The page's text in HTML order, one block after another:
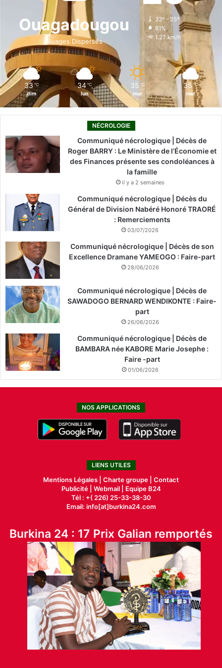
o
k
i
n
g
r
k
Ouagadougou
Nuages Dispersés
33º - 25º
81%
1.27 km/h
33 ℃
dim
34 ℃
lun
35 ℃
mar
35 ℃
mer
NÉCROLOGIE
Communiqué nécrologique | Décès de
Roger BARRY : Le Ministère de l’Économie et
des Finances présente ses condoléances à
la famille
il y a 2 semaines
Communiqué nécrologique | Décès du
Général de Division Nabéré Honoré TRAORÉ
: Remerciements
03/07/2026
Communiqué nécrologique | Décès de son
Excellence Dramane YAMEOGO : Faire-part
28/06/2026
Communiqué nécrologique | Décès de
SAWADOGO BERNARD WENDIKONTE : Faire-
part
26/06/2026
Communiqué nécrologique | Décès de
BAMBARA née KABORE Marie Josephe :
Faire -part
01/06/2026
NOS APPLICATIONS
LIENS UTILES
Mentions Légales | Charte groupe | Contact
Publicité| Webmail |
Equipe B24
Tél : +( 226) 25-33-38-30
Email: info[at]burkina24.com
Burkina 24 : 17 Prix Galian remportés